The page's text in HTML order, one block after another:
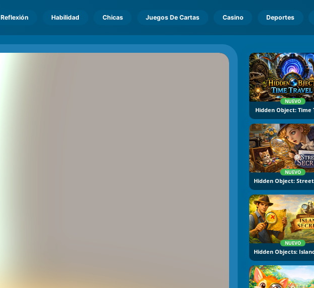
Reflexión Habilidad Chicas Juegos De Cartas Casino Deportes
NUEVO
Hidden Object: Time
NUEVO
NUEVO